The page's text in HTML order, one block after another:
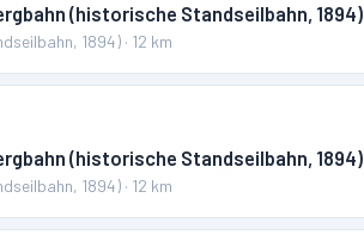
(historische Standseilbahn, 1894)
1894) · 12 km
(historische Standseilbahn, 1894)
1894) · 12 km